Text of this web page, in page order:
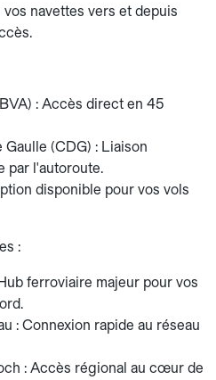
navettes vers et depuis
: Accès direct en 45
(CDG) : Liaison
par l'autoroute.
disponible pour vos vols
:
ferroviaire majeur pour vos
: Connexion rapide au réseau
: Accès régional au cœur de